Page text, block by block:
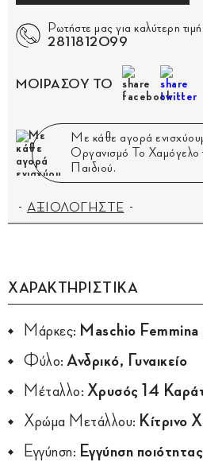
Ρωτήστε μας για καλύτερη τιμή.
2811812099
ΜΟΙΡΑΣΟΥ ΤΟ
Με κάθε αγορά
Οργανισμό Το Χαμόγελο
Παιδιού.
ΑΞΙΟΛΟΓΗΣΤΕ
ΧΑΡΑΚΤΗΡΙΣΤΙΚΑ
Μάρκες: Maschio Femmina
Φύλο: Ανδρικό, Γυναικείο
Μέταλλο: Χρυσός 14
Χρώμα Μετάλλου: Κίτρινο
Εγγύηση: Εγγύηση